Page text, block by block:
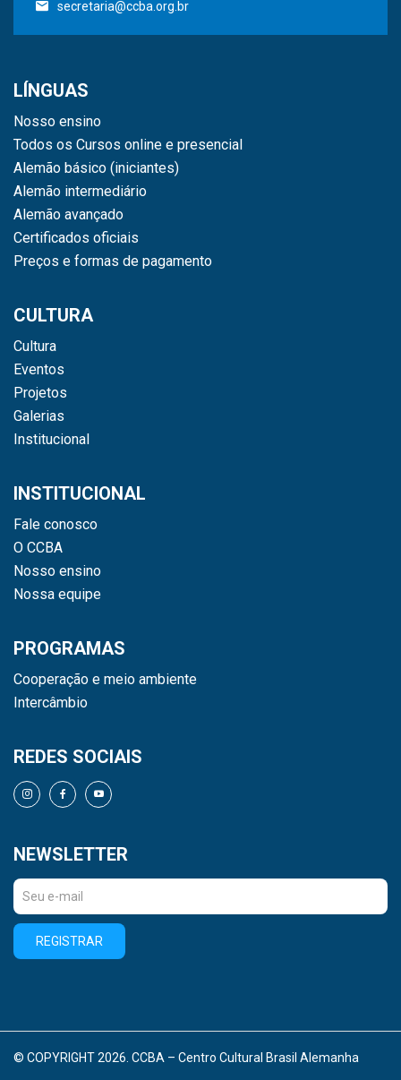
secretaria@ccba.org.br
LÍNGUAS
Nosso ensino
Todos os Cursos online e presencial
Alemão básico (iniciantes)
Alemão intermediário
Alemão avançado
Certificados oficiais
Preços e formas de pagamento
CULTURA
Cultura
Eventos
Projetos
Galerias
Institucional
INSTITUCIONAL
Fale conosco
O CCBA
Nosso ensino
Nossa equipe
PROGRAMAS
Cooperação e meio ambiente
Intercâmbio
REDES SOCIAIS
NEWSLETTER
REGISTRAR
© COPYRIGHT 2026. CCBA – Centro Cultural Brasil Alemanha